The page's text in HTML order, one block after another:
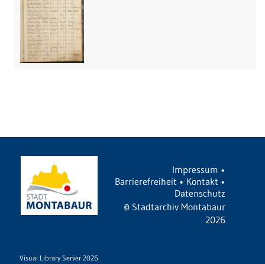
Impressum •
Barrierefreiheit • Kontakt •
Datenschutz
© Stadtarchiv Montabaur
2026
Visual Library Server 2026